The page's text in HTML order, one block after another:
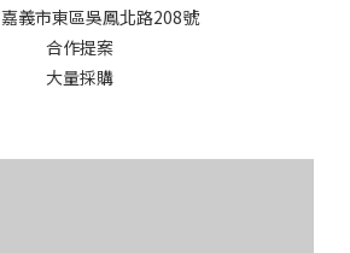
義市東區吳鳳北路208號
合作提案
大量採購